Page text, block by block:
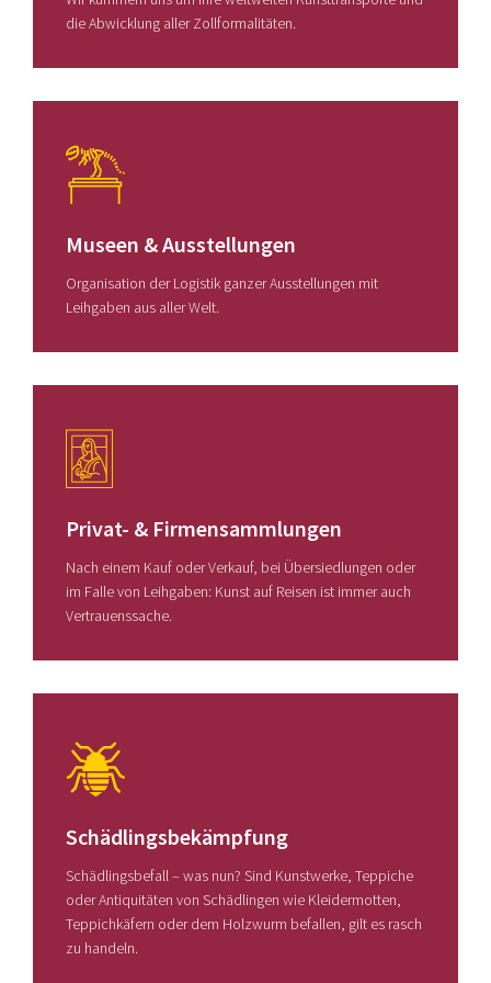
die Abwicklung aller Zollformalitäten.
Museen & Ausstellungen
Organisation der Logistik ganzer Ausstellungen mit
Leihgaben aus aller Welt.
Privat- & Firmensammlungen
Nach einem Kauf oder Verkauf, bei Übersiedlungen oder
im Falle von Leihgaben: Kunst auf Reisen ist immer auch
Vertrauenssache.
Schädlingsbekämpfung
Schädlingsbefall – was nun? Sind Kunstwerke, Teppiche
oder Antiquitäten von Schädlingen wie Kleidermotten,
Teppichkäfern oder dem Holzwurm befallen, gilt es rasch
zu handeln.